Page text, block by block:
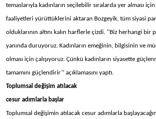
temaslarıyla kadınların seçilebilir sıralarda yer alması
faaliyetleri yürüttüklerini aktaran Bozgeyik, tüm siyasi
olduklarının altını kalın harflerle çizdi. ‘’Biz herhangi bir
yanında duruyoruz. Kadınların emeğinin, bilgisinin ve
olması için çalışıyoruz. Çünkü kadınların siyasette
tamamını güçlendirir’’ açıklamasını yaptı.
Toplumsal değişim atılacak
cesur adımlarla başlar
Toplumsal değişimin atılacak cesur adımlarla